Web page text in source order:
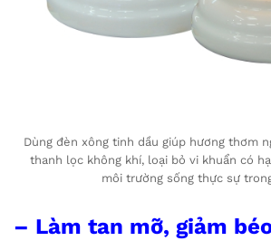
Dùng đèn xông tinh dầu giúp hương thơm
thanh lọc không khí, loại bỏ vi khuẩn có
môi trường sống thực sự
– Làm tan mỡ, giảm